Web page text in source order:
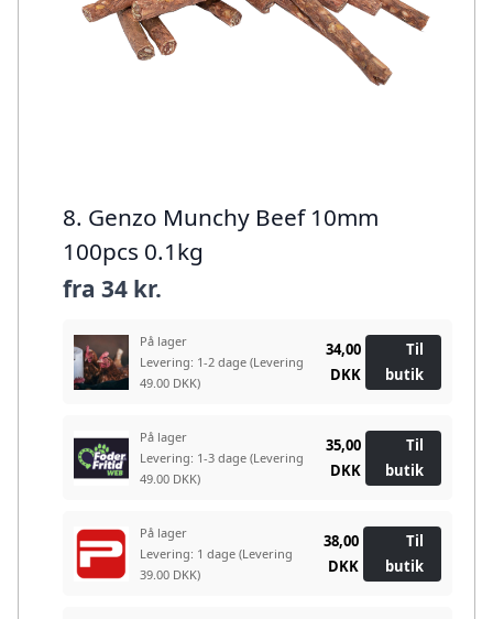
8. Genzo Munchy Beef 10mm
100pcs 0.1kg
fra 34 kr.
På lager
Levering: 1-2 dage (Levering
49.00 DKK)
34,00
DKK
Til
butik
På lager
Levering: 1-3 dage (Levering
49.00 DKK)
35,00
DKK
Til
butik
På lager
Levering: 1 dage (Levering
39.00 DKK)
38,00
DKK
Til
butik